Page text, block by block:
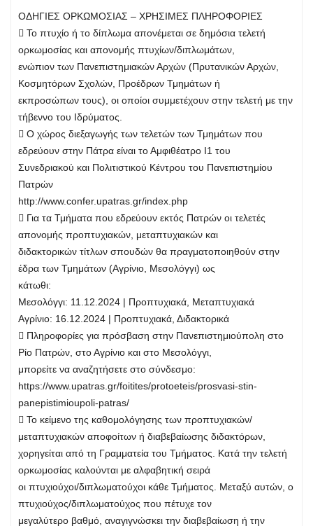
ΟΔΗΓΙΕΣ ΟΡΚΩΜΟΣΙΑΣ – ΧΡΗΣΙΜΕΣ ΠΛΗΡΟΦΟΡΙΕΣ
 Το πτυχίο ή το δίπλωμα απονέμεται σε δημόσια τελετή
ορκωμοσίας και απονομής πτυχίων/διπλωμάτων,
ενώπιον των Πανεπιστημιακών Αρχών (Πρυτανικών Αρχών,
Κοσμητόρων Σχολών, Προέδρων Τμημάτων ή
εκπροσώπων τους), οι οποίοι συμμετέχουν στην τελετή με την
τήβεννο του Ιδρύματος.
 Ο χώρος διεξαγωγής των τελετών των Τμημάτων που
εδρεύουν στην Πάτρα είναι το Αμφιθέατρο Ι1 του
Συνεδριακού και Πολιτιστικού Κέντρου του Πανεπιστημίου
Πατρών
http://www.confer.upatras.gr/index.php
 Για τα Τμήματα που εδρεύουν εκτός Πατρών οι τελετές
απονομής προπτυχιακών, μεταπτυχιακών και
διδακτορικών τίτλων σπουδών θα πραγματοποιηθούν στην
έδρα των Τμημάτων (Αγρίνιο, Μεσολόγγι) ως
κάτωθι:
Μεσολόγγι: 11.12.2024 | Προπτυχιακά, Μεταπτυχιακά
Αγρίνιο: 16.12.2024 | Προπτυχιακά, Διδακτορικά
 Πληροφορίες για πρόσβαση στην Πανεπιστημιούπολη στο
Ρίο Πατρών, στο Αγρίνιο και στο Μεσολόγγι,
μπορείτε να αναζητήσετε στο σύνδεσμο:
https://www.upatras.gr/foitites/protoeteis/prosvasi-stin-
panepistimioupoli-patras/
 Το κείμενο της καθομολόγησης των προπτυχιακών/
μεταπτυχιακών αποφοίτων ή διαβεβαίωσης διδακτόρων,
χορηγείται από τη Γραμματεία του Τμήματος. Κατά την τελετή
ορκωμοσίας καλούνται με αλφαβητική σειρά
οι πτυχιούχοι/διπλωματούχοι κάθε Τμήματος. Μεταξύ αυτών, ο
πτυχιούχος/διπλωματούχος που πέτυχε τον
μεγαλύτερο βαθμό, αναγιγνώσκει την διαβεβαίωση ή την